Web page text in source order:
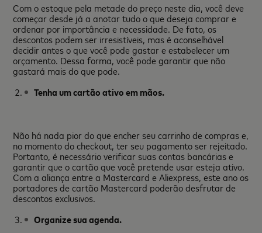
Com o estoque pela metade do preço neste dia, você deve
começar desde já a anotar tudo o que deseja comprar e
ordenar por importância e necessidade. De fato, os
descontos podem ser irresistíveis, mas é aconselhável
decidir antes o que você pode gastar e estabelecer um
orçamento. Dessa forma, você pode garantir que não
gastará mais do que pode.
Tenha um cartão ativo em mãos.
Não há nada pior do que encher seu carrinho de compras e,
no momento do checkout, ter seu pagamento ser rejeitado.
Portanto, é necessário verificar suas contas bancárias e
garantir que o cartão que você pretende usar esteja ativo.
Com a aliança entre a Mastercard e Aliexpress, este ano os
portadores de cartão Mastercard poderão desfrutar de
descontos exclusivos.
Organize sua agenda.